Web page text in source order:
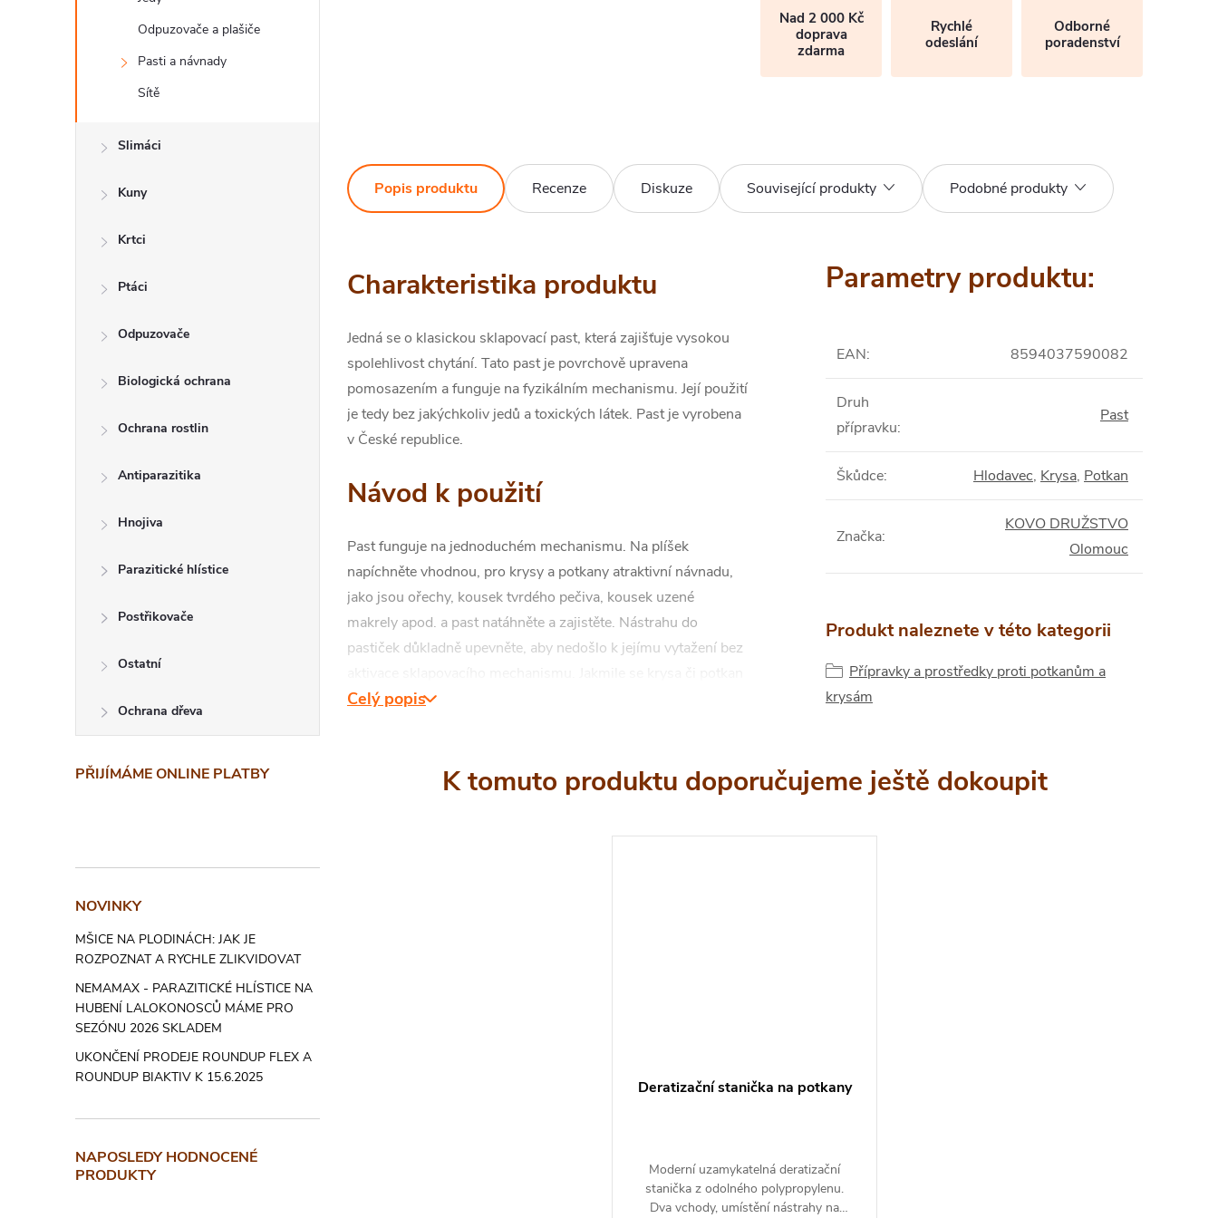
Odpuzovače a plašiče
Pasti a návnady
Sítě
Slimáci
Kuny
Krtci
Ptáci
Odpuzovače
Biologická ochrana
Ochrana rostlin
Antiparazitika
Hnojiva
Parazitické hlístice
Postřikovače
Ostatní
Ochrana dřeva
PŘIJÍMÁME ONLINE PLATBY
NOVINKY
MŠICE NA PLODINÁCH: JAK JE
ROZPOZNAT A RYCHLE ZLIKVIDOVAT
NEMAMAX - PARAZITICKÉ HLÍSTICE NA
HUBENÍ LALOKONOSCŮ MÁME PRO
SEZÓNU 2026 SKLADEM
UKONČENÍ PRODEJE ROUNDUP FLEX A
ROUNDUP BIAKTIV K 15.6.2025
NAPOSLEDY HODNOCENÉ
PRODUKTY
Nad 2 000 Kč
doprava
zdarma
Rychlé
odeslání
Odborné
poradenství
Popis produktu Recenze Diskuze Související produkty Podobné produkty
Charakteristika produktu
Jedná se o klasickou sklapovací past, která zajišťuje vysokou
spolehlivost chytání. Tato past je povrchově upravena
pomosazením a funguje na fyzikálním mechanismu. Její použití
je tedy bez jakýchkoliv jedů a toxických látek. Past je vyrobena
v České republice.
Návod k použití
Past funguje na jednoduchém mechanismu. Na plíšek
napíchněte vhodnou, pro krysy a potkany atraktivní návnadu,
jako jsou ořechy, kousek tvrdého pečiva, kousek uzené
makrely apod. a past natáhněte a zajistěte. Nástrahu do
pastiček důkladně upevněte, aby nedošlo k jejímu vytažení bez
návnady dotkne, past sklapne a způsobí bleskové usmrcení.
Skladování
Skladujte na suchém místě mimo dosah dětí.
Celý popis
Parametry produktu:
EAN: 8594037590082
Druh
přípravku:
Past
Škůdce: Hlodavec, Krysa, Potkan
Značka:
KOVO DRUŽSTVO
Olomouc
Produkt naleznete v této kategorii
Přípravky a prostředky proti potkanům a
krysám
K tomuto produktu doporučujeme ještě dokoupit
Deratizační stanička na potkany
Moderní uzamykatelná deratizační
stanička z odolného polypropylenu.
Dva vchody, umístění nástrahy na